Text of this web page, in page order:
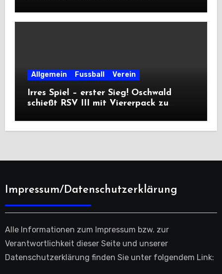
Allgemein Fussball Verein
Irres Spiel – erster Sieg! Oschwald
schießt RSV III mit Viererpack zu
Impressum/Datenschutzerklärung
Alle Informationen zum Impressum bzw. zur
Verantwortlichkeit dieser Seite und unserer
Datenschutzerklärung finden Sie unter folgendem Link: